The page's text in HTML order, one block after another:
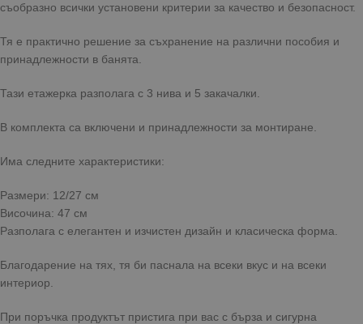
съобразно всички установени критерии за качество и безопасност.
Тя е практично решение за съхранение на различни пособия и
принадлежности в банята.
Тази етажерка разполага с 3 нива и 5 закачалки.
В комплекта са включени и принадлежности за монтиране.
Има следните характеристики:
Размери: 12/27 см
Височина: 47 см
Разполага с елегантен и изчистен дизайн и класическа форма.
Благодарение на тях, тя би паснала на всеки вкус и на всеки
интериор.
При поръчка продуктът пристига при вас с бърза и сигурна